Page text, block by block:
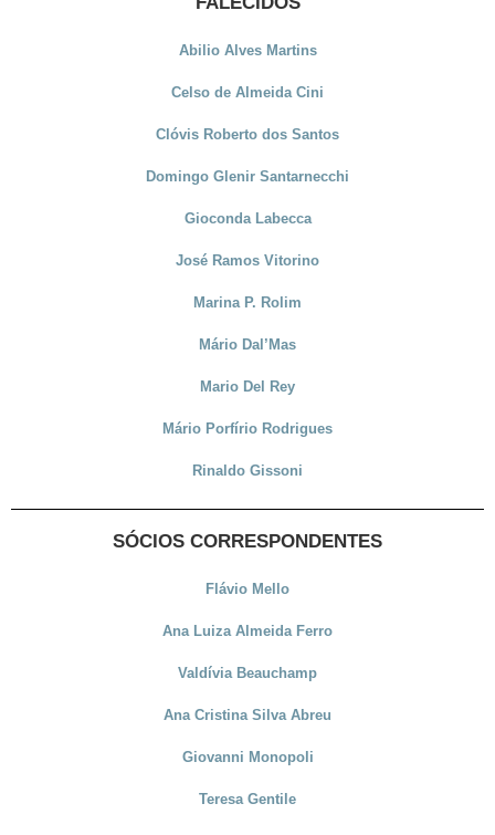
Abilio Alves Martins
Celso de Almeida Cini
Clóvis Roberto dos Santos
Domingo Glenir Santarnecchi
Gioconda Labecca
José Ramos Vitorino
Marina P. Rolim
Mário Dal’Mas
Mario Del Rey
Mário Porfírio Rodrigues
Rinaldo Gissoni
SÓCIOS CORRESPONDENTES
Flávio Mello
Ana Luiza Almeida Ferro
Valdívia Beauchamp
Ana Cristina Silva Abreu
Giovanni Monopoli
Teresa Gentile